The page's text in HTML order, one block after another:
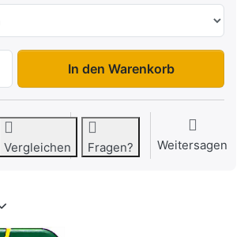
UKU 301519-20-13 zu 5.982,63 €,
In den Warenkorb
Vergleichen Fragen? Weitersagen